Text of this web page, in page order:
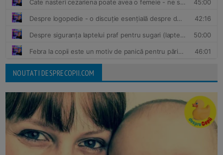
NOUTATI DESPRECOPII.COM